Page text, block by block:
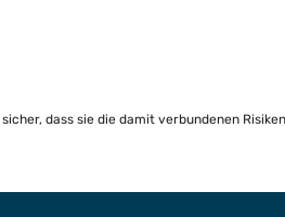
dass sie die damit verbundenen